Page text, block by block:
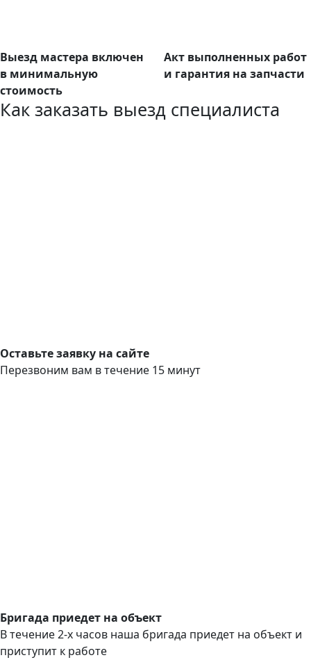
Выезд мастера включен
в минимальную
стоимость
Акт выполненных работ
и гарантия на запчасти
Как заказать выезд специалиста
Оставьте заявку на сайте
Перезвоним вам в течение 15 минут
Бригада приедет на объект
В течение 2-х часов наша бригада приедет на объект и
приступит к работе